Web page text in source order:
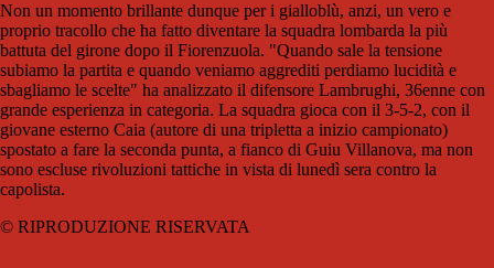
Non un momento brillante dunque per i gialloblù, anzi, un vero e
proprio tracollo che ha fatto diventare la squadra lombarda la più
battuta del girone dopo il Fiorenzuola. "Quando sale la tensione
subiamo la partita e quando veniamo aggrediti perdiamo lucidità e
sbagliamo le scelte" ha analizzato il difensore Lambrughi, 36enne con
grande esperienza in categoria. La squadra gioca con il 3-5-2, con il
giovane esterno Caia (autore di una tripletta a inizio campionato)
spostato a fare la seconda punta, a fianco di Guiu Villanova, ma non
sono escluse rivoluzioni tattiche in vista di lunedì sera contro la
capolista.
© RIPRODUZIONE RISERVATA